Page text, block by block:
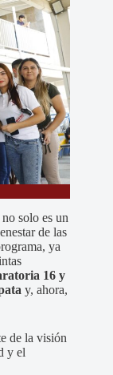
no solo es un
de las
ya
16 y
y, ahora,
de la visión
y el